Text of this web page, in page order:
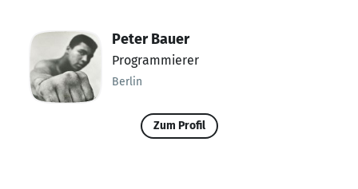
Peter Bauer
Programmierer
Berlin
Zum Profil